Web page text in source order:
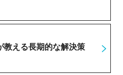
教える長期的な解決策